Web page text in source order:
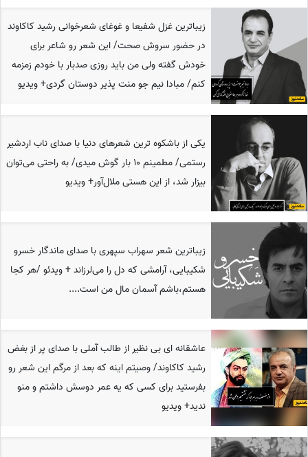
زیباترین غزل شفیعا و غوغای شعرخوانی رشید کاکاوند
در حضور سروش صحت/ این شعر رو شاعر برای
خودش گفته ولی من باید روزی صدبار با خودم زمزمه
کنم/ مبادا نیم جو منت پذیر دوستان گردی+ ویدیو
یکی از باشکوه ترین شعرهای دنیا با صدای ناب اردشیر
رستمی/ مطمینم 10 بار گوش میدی/ به راحتی می‌توان
بیزار شد، از این هستی ملال‌آور+ ویدیو
زیباترین شعر سهراب سپهری با صدای ماندگار خسرو
شکیبایی، آرامشی که دل را می‌لرزاند + ویدئو /هر کجا
هستم،باشم آسمان مال من است....
عاشقانه ای بی نظیر از طالب آملی با صدای پر از بغض
رشید کاکاوند/ وصیتم اینه که بعد از مرگم این شعر رو
بفرستید برای کسی که یه عمر دوسش داشتم و منو
ندید+ ویدیو